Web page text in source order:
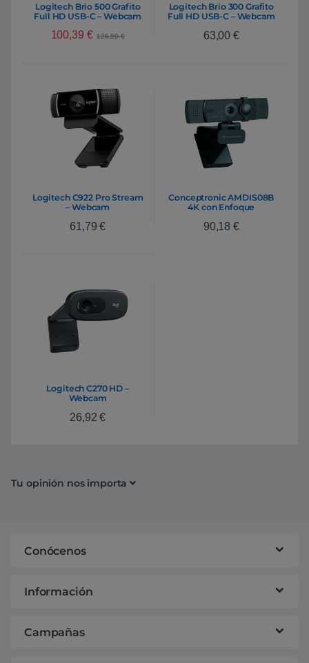
Logitech Brio 500 Grafito
Full HD USB-C – Webcam
100,39 € 126,59€
Logitech Brio 300 Grafito
Full HD USB-C – Webcam
63,00 €
Logitech C922 Pro Stream
– Webcam
61,79€
Conceptronic AMDIS08B
4K con Enfoque
Micrófono – Webcam
90,18 €
Logitech C270 HD –
Webcam
26,92€
Tu opinión nos importa
Conócenos
Información
Campañas